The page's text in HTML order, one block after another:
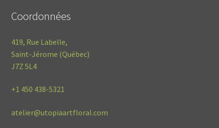
Coordonnées
419, Rue Labelle,
Saint-Jérome (Québec)
J7Z 5L4
+1 450 438-5321
atelier@utopiaartfloral.com